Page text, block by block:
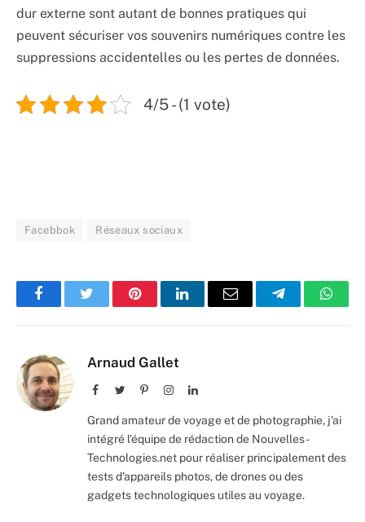
dur externe sont autant de bonnes pratiques qui
peuvent sécuriser vos souvenirs numériques contre les
suppressions accidentelles ou les pertes de données.
4/5 - (1 vote)
Facebbok Réseaux sociaux
FacebookTwitter PinterestLinkedInEmail Telegram
Arnaud Gallet
Facebook
TwitterPinterestInstagramLinkedIn
Grand amateur de voyage et de photographie, j'ai
intégré l'équipe de rédaction de Nouvelles-
Technologies.net pour réaliser principalement des
tests d'appareils photos, de drones ou des
gadgets technologiques utiles au voyage.